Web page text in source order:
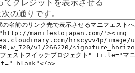
てクレジットを表示させる
の通りです。